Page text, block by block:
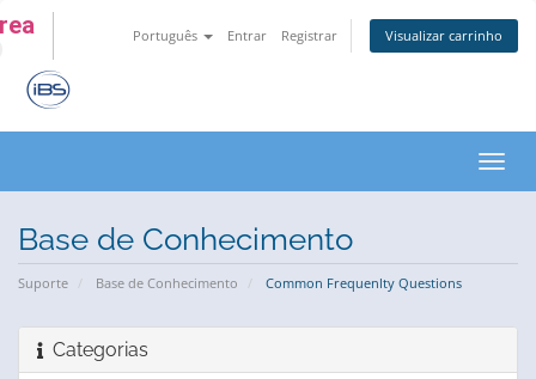
Português Entrar Registrar Visualizar carrinho
Base de Conhecimento
Suporte Base de Conhecimento Common Frequenlty Questions
Categorias